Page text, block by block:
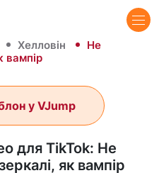
Хелловін
Не
вампір
для TikTok: Не
як вампір
у VJump